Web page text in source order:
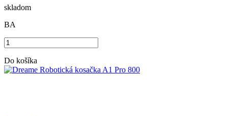
skladom
BA
Do košíka